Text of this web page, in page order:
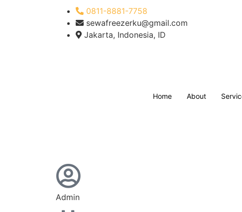
0811-8881-7758
sewafreezerku@gmail.com
Jakarta, Indonesia, ID
Home About
Admin